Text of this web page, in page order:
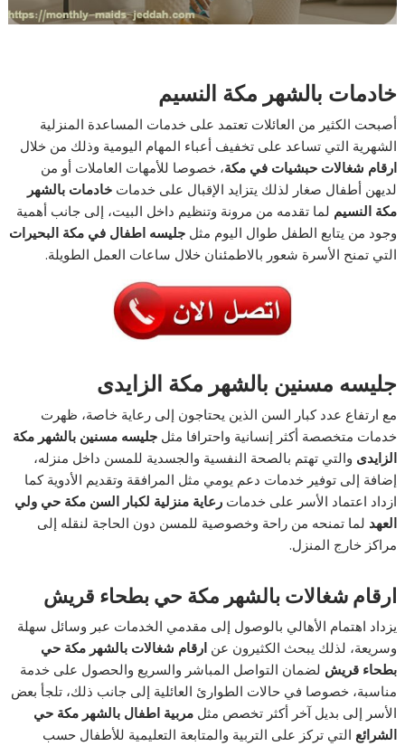
خادمات بالشهر مكة النسيم
أصبحت الكثير من العائلات تعتمد على خدمات المساعدة المنزلية
الشهرية التي تساعد على تخفيف أعباء المهام اليومية وذلك من خلال
ارقام شغالات حبشيات في مكة، خصوصا للأمهات العاملات أو من
لديهن أطفال صغار لذلك يتزايد الإقبال على خدماتخادمات بالشهر
مكة النسيم لما تقدمه من مرونة وتنظيم داخل البيت، إلى جانب أهمية
وجود من يتابع الطفل طوال اليوم مثلجليسه اطفال في مكة البحيرات
التي تمنح الأسرة شعور بالاطمئنان خلال ساعات العمل الطويلة.
جليسه مسنين بالشهر مكة الزايدى
مع ارتفاع عدد كبار السن الذين يحتاجون إلى رعاية خاصة، ظهرت
خدمات متخصصة أكثر إنسانية واحترافا مثلجليسه مسنين بالشهر مكة
الزايدى والتي تهتم بالصحة النفسية والجسدية للمسن داخل منزله،
إضافة إلى توفير خدمات دعم يومي مثل المرافقة وتقديم الأدوية كما
ازداد اعتماد الأسر على خدماترعاية منزلية لكبار السن مكة حي ولي
العهد لما تمنحه من راحة وخصوصية للمسن دون الحاجة لنقله إلى
مراكز خارج المنزل.
ارقام شغالات بالشهر مكة حي بطحاء قريش
يزداد اهتمام الأهالي بالوصول إلى مقدمي الخدمات عبر وسائل سهلة
وسريعة، لذلك يبحث الكثيرون عنارقام شغالات بالشهر مكة حي
بطحاء قريش لضمان التواصل المباشر والسريع والحصول على خدمة
مناسبة، خصوصا في حالات الطوارئ العائلية إلى جانب ذلك، تلجأ بعض
الأسر إلى بديل آخر أكثر تخصص مثلمربية اطفال بالشهر مكة حي
الشرائع التي تركز على التربية والمتابعة التعليمية للأطفال حسب